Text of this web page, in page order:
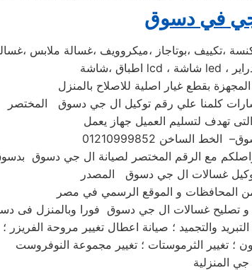
جي في دسوق
بقطع غيار اصلية للاصلاح بالمنزل
تهدف لتسليم العميل جهاز يعمل
غسالات ال جي دسوق المصدر
والتجميد ؛ صيانة اعطال تغيير مروحة الفريزر ؛
المنزلية